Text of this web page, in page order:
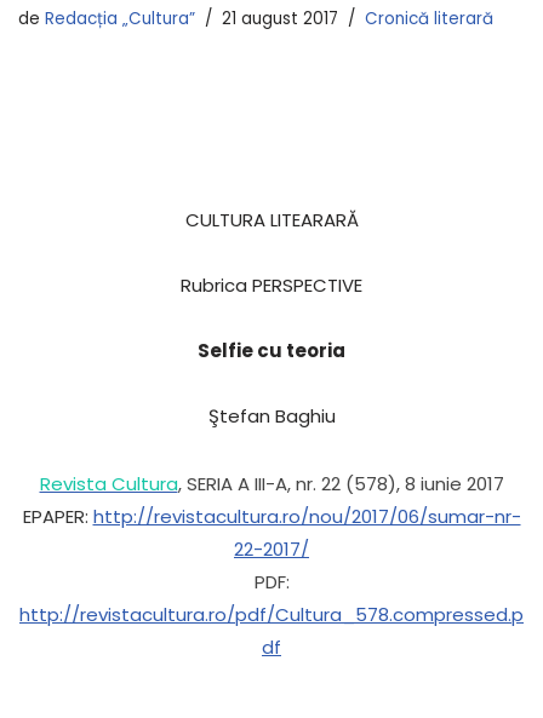
de Redacția „Cultura” 21 august 2017 Cronică literară
CULTURA LITEARARĂ
Rubrica PERSPECTIVE
Selfie cu teoria
Ştefan Baghiu
Revista Cultura, SERIA A III-A, nr. 22 (578), 8 iunie 2017
EPAPER: http://revistacultura.ro/nou/2017/06/sumar-nr-
22-2017/
PDF:
http://revistacultura.ro/pdf/Cultura_578.compressed.p
df